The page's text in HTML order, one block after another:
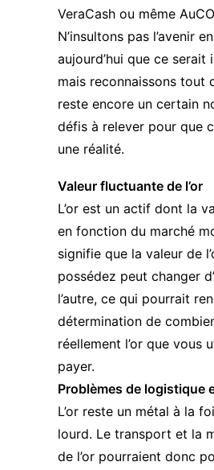
VeraCash ou même
N’insultons pas l’avenir
aujourd’hui que ce serait
mais reconnaissons tout
reste encore un certain
défis à relever pour que
une réalité.
Valeur fluctuante de l’or
L’or est un actif dont la
en fonction du marché
signifie que la valeur de
possédez peut changer
l’autre, ce qui pourrait
détermination de
réellement l’or que vous
payer.
Problèmes de logistique
L’or reste un métal à la
lourd. Le transport et la
de l’or pourraient donc